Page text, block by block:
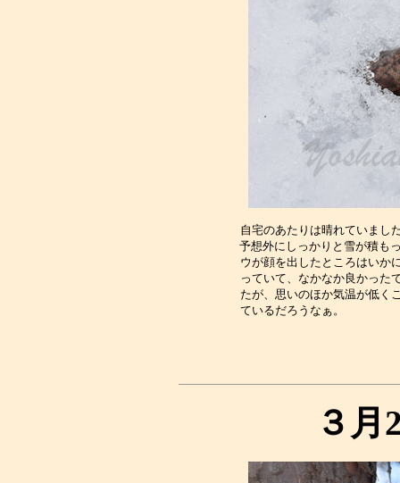
自宅のあたりは晴れていまし
予想外にしっかりと雪が積も
ウが顔を出したところはいか
っていて、なかなか良かった
たが、思いのほか気温が低く
３月